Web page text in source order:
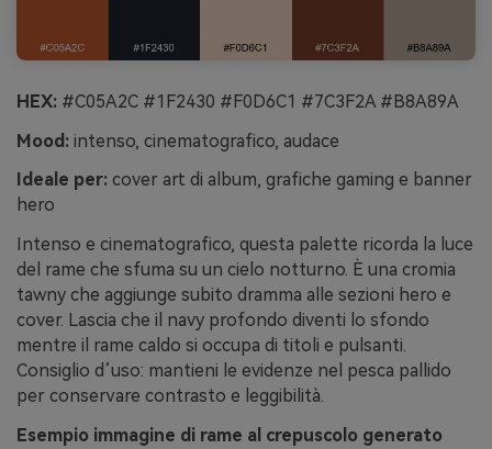
HEX: #C05A2C #1F2430 #F0D6C1 #7C3F2A #B8A89A
Mood: intenso, cinematografico, audace
Ideale per: cover art di album, grafiche gaming e banner
hero
Intenso e cinematografico, questa palette ricorda la luce
del rame che sfuma su un cielo notturno. È una cromia
tawny che aggiunge subito dramma alle sezioni hero e
cover. Lascia che il navy profondo diventi lo sfondo
mentre il rame caldo si occupa di titoli e pulsanti.
Consiglio d’uso: mantieni le evidenze nel pesca pallido
per conservare contrasto e leggibilità.
Esempio immagine di rame al crepuscolo generato